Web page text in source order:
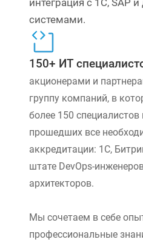
интеграция с 1С, SAP
системами.
150+ ИТ
акционерами и
группу компаний, в
более 150
прошедших все
аккредитации: 1С,
штате DevOps-
архитекторов.
Мы сочетаем в себе
профессиональные